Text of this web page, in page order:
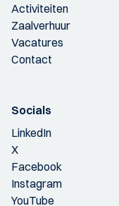
Activiteiten
Zaalverhuur
Vacatures
Contact
Socials
LinkedIn
X
Facebook
Instagram
YouTube